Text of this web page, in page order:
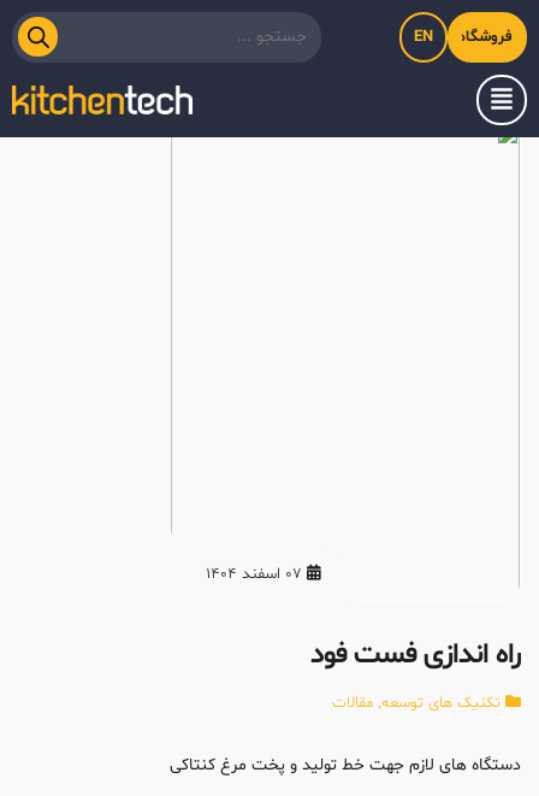
فروشگاه اینترنتی کیت‌لاین
EN
راه اندازی فست فود
تکنیک های توسعه, مقالات
دستگاه های لازم جهت خط تولید و پخت مرغ کنتاکی